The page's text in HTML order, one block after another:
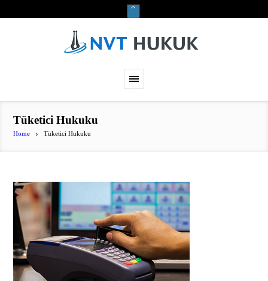
Tüketici Hukuku
Home Tüketici Hukuku